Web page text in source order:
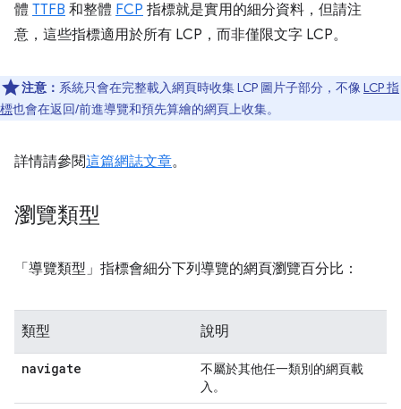
體 TTFB 和整體 FCP 指標就是實用的細分資料，但請注
意，這些指標適用於所有 LCP，而非僅限文字 LCP。
注意： 系統只會在完整載入網頁時收集 LCP 圖片子部分，不像 LCP 指
標也會在返回/前進導覽和預先算繪的網頁上收集。
詳情請參閱這篇網誌文章。
瀏覽類型
「導覽類型」 指標會細分下列導覽的網頁瀏覽百分比：
類型 說明
navigate
不屬於其他任一類別的網頁載
入。